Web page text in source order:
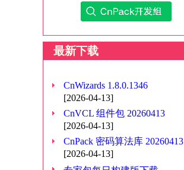
最新下载
CnWizards 1.8.0.1346
[2026-04-13]
CnVCL 组件包 20260413
[2026-04-13]
CnPack 密码算法库 20260413
[2026-04-13]